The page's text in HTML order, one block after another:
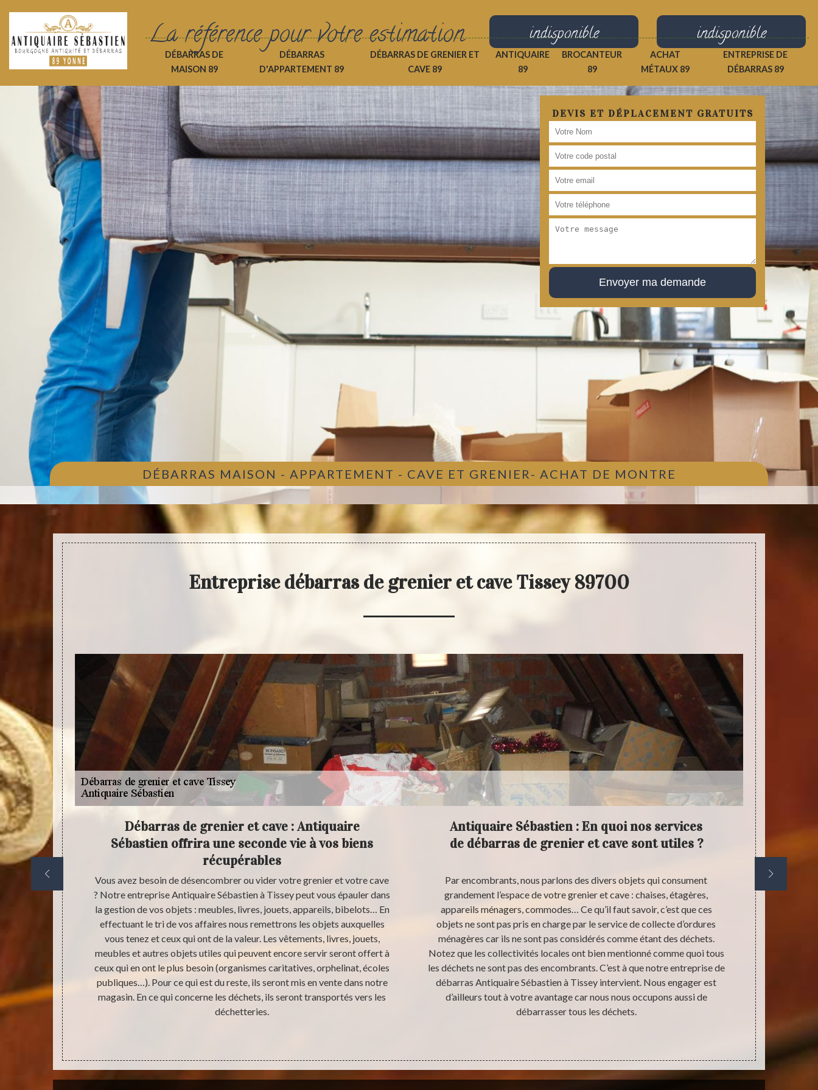
La référence pour votre estimation indisponible indisponible
DÉBARRAS DE
MAISON 89
DÉBARRAS
D'APPARTEMENT 89
DÉBARRAS DE GRENIER ET
CAVE 89
ANTIQUAIRE
89
BROCANTEUR
89
ACHAT
MÉTAUX 89
ENTREPRISE DE
DÉBARRAS 89
DEVIS ET DÉPLACEMENT GRATUITS
DÉBARRAS MAISON - APPARTEMENT - CAVE ET GRENIER- ACHAT DE MONTRE
Entreprise débarras de grenier et cave Tissey 89700
de
stocker
ou
selon votre
pas à
Débarras de grenier et cave : Antiquaire
Sébastien offrira une seconde vie à vos biens
récupérables
Vous avez besoin de désencombrer ou vider votre grenier et votre cave
? Notre entreprise Antiquaire Sébastien à Tissey peut vous épauler dans
la gestion de vos objets : meubles, livres, jouets, appareils, bibelots… En
effectuant le tri de vos affaires nous remettrons les objets auxquelles
vous tenez et ceux qui ont de la valeur. Les vêtements, livres, jouets,
meubles et autres objets utiles qui peuvent encore servir seront offert à
ceux qui en ont le plus besoin (organismes caritatives, orphelinat, écoles
publiques…). Pour ce qui est du reste, ils seront mis en vente dans notre
magasin. En ce qui concerne les déchets, ils seront transportés vers les
déchetteries.
Antiquaire Sébastien : En quoi nos services
de débarras de grenier et cave sont utiles ?
Par encombrants, nous parlons des divers objets qui consument
grandement l’espace de votre grenier et cave : chaises, étagères,
appareils ménagers, commodes… Ce qu’il faut savoir, c’est que ces
objets ne sont pas pris en charge par le service de collecte d’ordures
ménagères car ils ne sont pas considérés comme étant des déchets.
Notez que les collectivités locales ont bien mentionné comme quoi tous
les déchets ne sont pas des encombrants. C’est à que notre entreprise de
débarras Antiquaire Sébastien à Tissey intervient. Nous engager est
d’ailleurs tout à votre avantage car nous nous occupons aussi de
débarrasser tous les déchets.
Les cas de